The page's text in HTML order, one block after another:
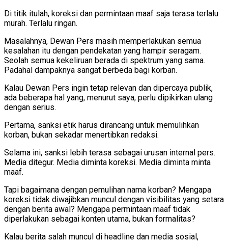
Di titik itulah, koreksi dan permintaan maaf saja terasa terlalu
murah. Terlalu ringan.
Masalahnya, Dewan Pers masih memperlakukan semua
kesalahan itu dengan pendekatan yang hampir seragam.
Seolah semua kekeliruan berada di spektrum yang sama.
Padahal dampaknya sangat berbeda bagi korban.
Kalau Dewan Pers ingin tetap relevan dan dipercaya publik,
ada beberapa hal yang, menurut saya, perlu dipikirkan ulang
dengan serius.
Pertama, sanksi etik harus dirancang untuk memulihkan
korban, bukan sekadar menertibkan redaksi.
Selama ini, sanksi lebih terasa sebagai urusan internal pers.
Media ditegur. Media diminta koreksi. Media diminta minta
maaf.
Tapi bagaimana dengan pemulihan nama korban? Mengapa
koreksi tidak diwajibkan muncul dengan visibilitas yang setara
dengan berita awal? Mengapa permintaan maaf tidak
diperlakukan sebagai konten utama, bukan formalitas?
Kalau berita salah muncul di headline dan media sosial,